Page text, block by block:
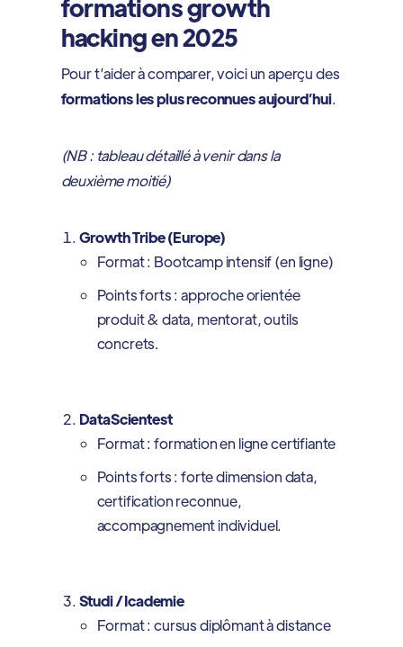
formations growth
hacking en 2025
Pour t’aider à comparer, voici un aperçu des
formations les plus reconnues aujourd’hui.
(NB : tableau détaillé à venir dans la
deuxième moitié)
Growth Tribe (Europe)
Format : Bootcamp intensif (en ligne)
Points forts : approche orientée
produit & data, mentorat, outils
concrets.
DataScientest
Format : formation en ligne certifiante
Points forts : forte dimension data,
certification reconnue,
accompagnement individuel.
Studi / Icademie
Format : cursus diplômant à distance